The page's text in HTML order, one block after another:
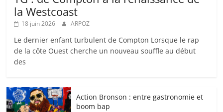
la Westcoast
18 juin 2026 ARPOZ
Le dernier enfant turbulent de Compton Lorsque le rap
de la côte Ouest cherche un nouveau souffle au début
des
Action Bronson : entre gastronomie et
boom bap